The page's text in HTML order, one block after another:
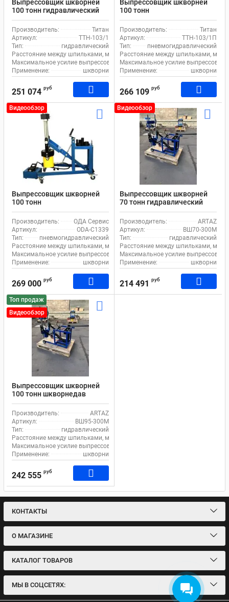
Выпрессовщик шкворней
100 тонн гидравлический
шкворнедав для
грузовиков Титан
ТТН-103/1 на тележке
Производитель:
Титан
Артикул:
ТТН-103/1
Тип:
гидравлический
Расстояние между шпильками, мм:
300
Максимальное усилие выпрессовщика, т: 100
Применение:
шкворни
251 074 руб
Выпрессовщик шкворней
100 тонн
пневмогидравлический
шкворнедав для
грузовиков на тележке
Титан ТТН-103/1 П, с
педалью
Производитель:
Титан
Артикул:
ТТН-103/1П
Тип:
пневмогидравлический
Расстояние между шпильками, мм:
Максимальное усилие
Применение:
шкворни
266 109 руб
Видеообзор
Выпрессовщик шкворней
100 тонн
пневмогидравлический
шкворнедав для
грузовиков на тележке ОДА
Сервис ODA-C1339, с
педалью
Производитель:
ОДА Сервис
Артикул:
ODA-C1339
Тип:
пневмогидравлический
Расстояние между шпильками, мм:
260
Максимальное усилие выпрессовщика, т: 100
Применение:
шкворни
269 000 руб
Видеообзор
Выпрессовщик шкворней
70 тонн гидравлический
шкворнедав для
грузовиков на тележке
ВШ70-300М с ручным
насосом
Производитель:
ARTAZ
Артикул:
ВШ70-300М
Тип:
гидравлический
Расстояние между шпильками, мм:
Максимальное усилие
Применение:
шкворни
214 491 руб
Топ продаж
Видеообзор
Выпрессовщик шкворней
100 тонн шкворнедав
гидравлический с ручным
насосом для грузовиков на
тележке ВШ95-300М
Производитель:
ARTAZ
Артикул:
ВШ95-300М
Тип:
гидравлический
Расстояние между шпильками, мм:
Максимальное усилие выпрессовщика, т:
Применение:
шкворни
242 555 руб
КОНТАКТЫ
О МАГАЗИНЕ
КАТАЛОГ ТОВАРОВ
МЫ В СОЦСЕТЯХ: